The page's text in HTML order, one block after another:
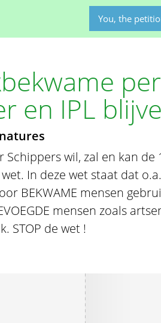
You, the
en IPL
Schippers wil, zal en kan
In deze wet staat dat
BEKWAME mensen
mensen zoals
STOP de wet !